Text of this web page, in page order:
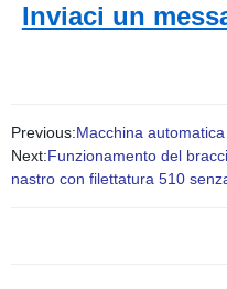
Inviaci un
Previous:Macchina
Next:Funzionamento del
nastro con filettatura 510